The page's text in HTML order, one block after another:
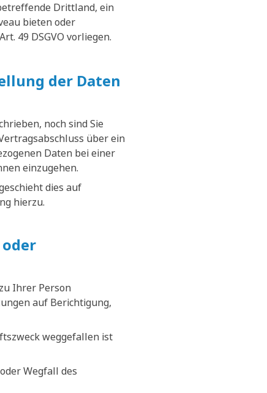
Drittland, ein
bieten oder
49 DSGVO vorliegen.
der Daten
noch sind Sie
über ein
Daten bei einer
einzugehen.
dies auf
hierzu.
Ihrer Person
auf Berichtigung,
weggefallen ist
Wegfall des